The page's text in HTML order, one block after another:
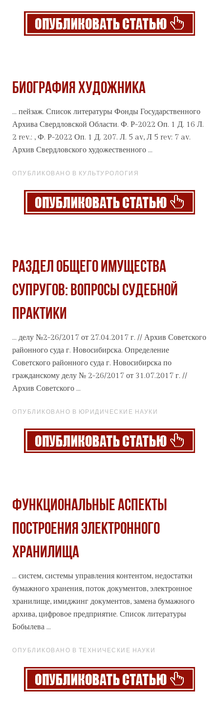
БИОГРАФИЯ ХУДОЖНИКА
... пейзаж. Список литературы Фонды Государственного
Архива Свердловской Области. Ф. Р-2022 Оп. 1 Д. 16 Л.
2 rev.; , Ф. Р-2022 Оп. 1 Д. 207. Л. 5 av, Л 5 rev; 7 av.
Архив Свердловского художественного ...
ОПУБЛИКОВАНО В КУЛЬТУРОЛОГИЯ
РАЗДЕЛ ОБЩЕГО ИМУЩЕСТВА
СУПРУГОВ: ВОПРОСЫ СУДЕБНОЙ
ПРАКТИКИ
... делу №2-26/2017 от 27.04.2017 г. // Архив Советского
районного суда г. Новосибирска. Определение
Советского районного суда г. Новосибирска по
гражданскому делу № 2-26/2017 от 31.07.2017 г. //
Архив Советского ...
ОПУБЛИКОВАНО В ЮРИДИЧЕСКИЕ НАУКИ
ФУНКЦИОНАЛЬНЫЕ АСПЕКТЫ
ПОСТРОЕНИЯ ЭЛЕКТРОННОГО
ХРАНИЛИЩА
... систем, системы управления контентом, недостатки
бумажного хранения, поток документов, электронное
хранилище, имиджинг документов, замена бумажного
архива, цифровое предприятие. Список литературы
Бобылева ...
ОПУБЛИКОВАНО В ТЕХНИЧЕСКИЕ НАУКИ